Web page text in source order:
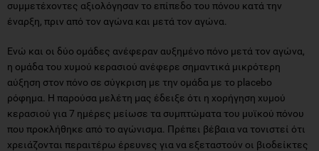
συμμετέχοντες αξιολόγησαν το επίπεδο του πόνου κατά την
έναρξη, πριν από τον αγώνα και μετά τον αγώνα.
Ενώ και οι δύο ομάδες ανέφεραν αυξημένο πόνο μετά τον αγώνα,
η ομάδα του χυμού κερασιού ανέφερε σημαντικά μικρότερη
αύξηση στον πόνο σε σύγκριση με την ομάδα με το placebo
ρόφημα. Η παρούσα μελέτη μας έδειξε ότι η χορήγηση χυμού
κερασιού για 7 ημέρες μείωσε τα συμπτώματα του μυϊκού πόνου
που προκλήθηκε από το αγώνισμα. Πρέπει βέβαια να τονιστεί ότι
χρειάζονται περαιτέρω έρευνες για να εξεταστούν οι βιοδείκτες